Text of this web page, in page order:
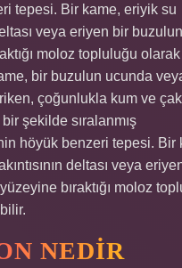
tepesi. Bir kame, eriyik su
veya eriyen bir
moloz topluluğu olarak
bir buzulun ucunda
çoğunlukla kum ve
şekilde sıralanmış
höyük benzeri tepesi. Bir
deltası veya
bıraktığı moloz
NEDIR